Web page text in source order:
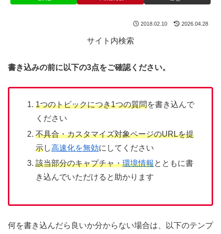
2018.02.10 2026.04.28
サイト内検索
書き込みの前に以下の3点をご確認ください。
1つのトピックにつき1つの質問を書き込んで
ください
不具合・カスタマイズ対象ページのURLを提
示し高速化を無効にしてください
該当部分のキャプチャ・環境情報とともに書
き込んでいただけると助かります
何を書き込んだら良いか分からない場合は、以下のテンプ